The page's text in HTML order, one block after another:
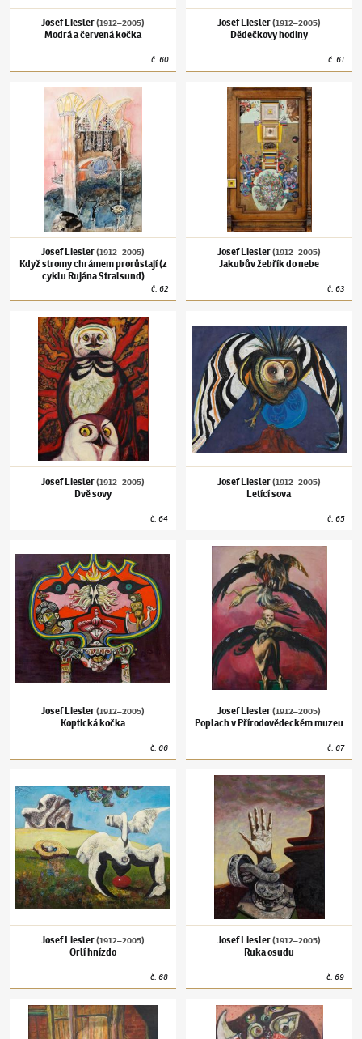
Josef Liesler(1912–2005)
Modrá a červená kočka
č.60
Josef Liesler(1912–2005)
Dědečkovy hodiny
č.61
Josef Liesler(1912–2005)Když stromy chrámem prorůstají (z cyklu Rujána Stralsund)
Josef Liesler(1912–2005)
Když stromy chrámem prorůstají (z
cyklu Rujána Stralsund)
č.62
Josef Liesler(1912–2005)Jakubův žebřík
Josef Liesler(1912–2005)
Jakubův žebřík do nebe
č.63
Josef Liesler(1912–2005)Dvě sovy
Josef Liesler(1912–2005)
Dvě sovy
č.64
Josef Liesler(1912–2005)
Letící sova
č.65
Josef Liesler(1912–2005)
Koptická kočka
č.66
Josef Liesler(1912–2005)Poplach v
Josef Liesler(1912–2005)
Poplach v Přírodovědeckém muzeu
č.67
Josef Liesler(1912–2005)
Orlí hnízdo
č.68
Josef Liesler(1912–2005)Ruka osudu
Josef Liesler(1912–2005)
Ruka osudu
č.69
Josef Liesler(1912–2005)Zátiší na stole Josef Liesler(1912–2005)Minotaurus